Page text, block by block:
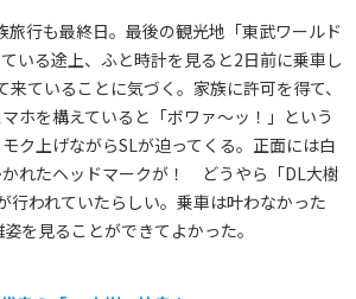
行も最終日。最後の観光地「東武ワールド
いる途上、ふと時計を見ると2日前に乗車し
ていることに気づく。家族に許可を得て、
ホを構えていると「ボワァ〜ッ！」という
ク上げながらSLが迫ってくる。正面には白
れたヘッドマークが！ どうやら「DL大樹
行われていたらしい。乗車は叶わなかった
を見ることができてよかった。